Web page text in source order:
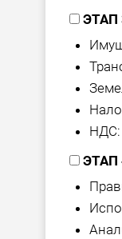
ЭТАП
НДС:
ЭТАП